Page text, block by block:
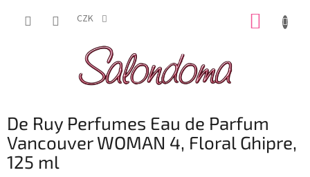
CZK
De Ruy Perfumes Eau de Parfum
Vancouver WOMAN 4, Floral Ghipre,
125 ml